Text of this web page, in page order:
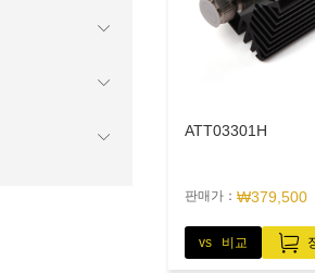
ATT03301H
판매가： ₩379,500
vs 비교